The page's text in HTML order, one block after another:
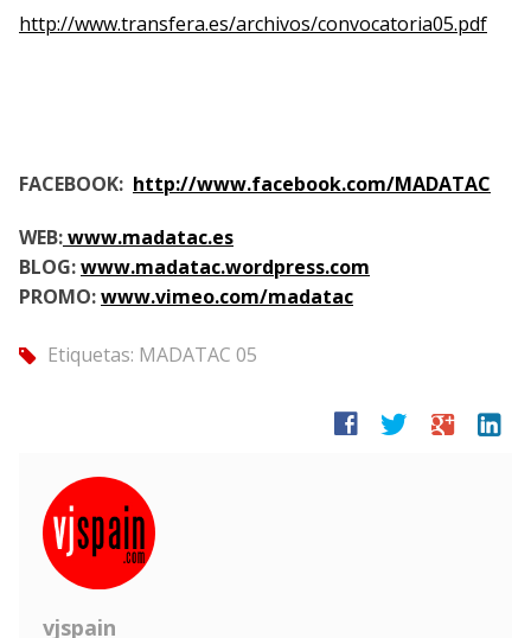
http://www.transfera.es/archivos/convocatoria05.pdf
FACEBOOK: http://www.facebook.com/MADATAC
WEB:www.madatac.es
BLOG:www.madatac.wordpress.com
PROMO:www.vimeo.com/madatac
tag Etiquetas: MADATAC 05
facebook twitter google linkedin
vjspain